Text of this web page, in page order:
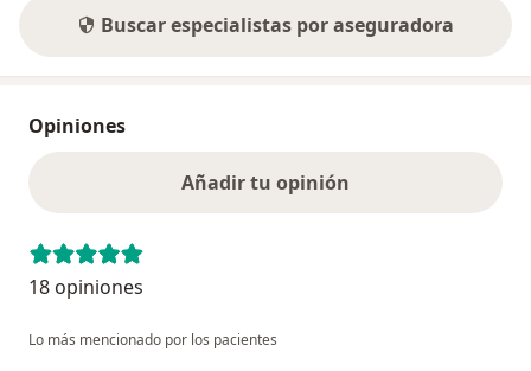
Buscar especialistas por aseguradora
Opiniones
Añadir tu opinión
18 opiniones
Lo más mencionado por los pacientes